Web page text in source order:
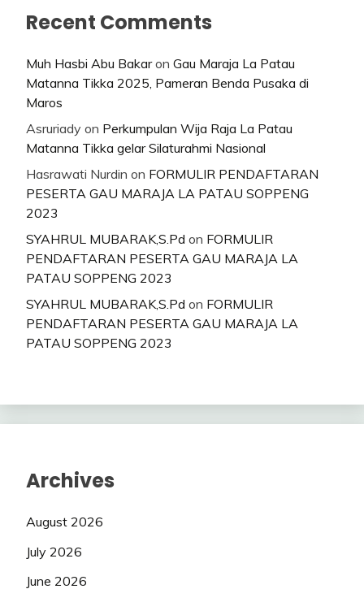
Recent Comments
Muh Hasbi Abu Bakaron Gau Maraja La Patau
Matanna Tikka 2025, Pameran Benda Pusaka di
Maros
Asruriady on Perkumpulan Wija Raja La Patau
Matanna Tikka gelar Silaturahmi Nasional
Hasrawati Nurdin on FORMULIR PENDAFTARAN
PESERTA GAU MARAJA LA PATAU SOPPENG
2023
SYAHRUL MUBARAK,S.Pd on FORMULIR
PENDAFTARAN PESERTA GAU MARAJA LA
PATAU SOPPENG 2023
SYAHRUL MUBARAK,S.Pd on FORMULIR
PENDAFTARAN PESERTA GAU MARAJA LA
PATAU SOPPENG 2023
Archives
August 2026
July 2026
June 2026